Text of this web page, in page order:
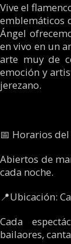
Vive el
emblemáticos
Ángel
en vivo en un
arte muy de
emoción y
jerezano.
📅 Horarios del
Abiertos de
cada noche.
📍Ubicación:
Cada
bailaores,